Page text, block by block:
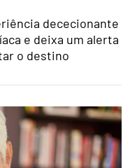
dececionante
e deixa um alerta
o destino